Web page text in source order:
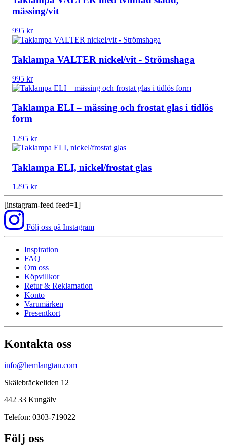
mässing/vit
995 kr
Taklampa VALTER nickel/vit - Strömshaga
995 kr
Taklampa ELI – mässing och frostat glas i tidlös
form
1295 kr
Taklampa ELI, nickel/frostat glas
1295 kr
[instagram-feed feed=1]
Följ oss på Instagram
Inspiration
FAQ
Om oss
Köpvillkor
Retur & Reklamation
Konto
Varumärken
Presentkort
Kontakta oss
info@hemlangtan.com
Skälebräckeliden 12
442 33 Kungälv
Telefon: 0303-719022
Följ oss